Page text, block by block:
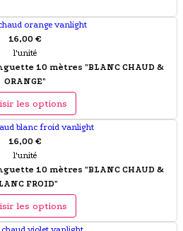
16,00 €
l'unité
10 mètres "BLANC CHAUD &
ORANGE"
les options
16,00 €
l'unité
10 mètres "BLANC CHAUD &
FROID"
les options